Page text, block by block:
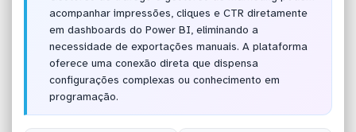
acompanhar impressões, cliques e CTR diretamente
em dashboards do Power BI, eliminando a
necessidade de exportações manuais. A plataforma
oferece uma conexão direta que dispensa
configurações complexas ou conhecimento em
programação.